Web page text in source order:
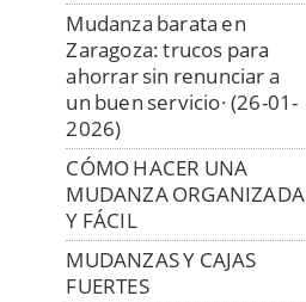
Mudanza barata en
Zaragoza: trucos para
ahorrar sin renunciar a
un buen servicio· (26-01-
2026)
CÓMO HACER UNA
MUDANZA ORGANIZADA
Y FÁCIL
MUDANZAS Y CAJAS
FUERTES